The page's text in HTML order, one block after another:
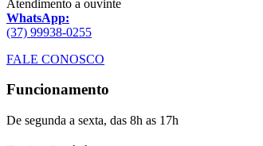
Atendimento a ouvinte
WhatsApp:
(37) 99938-0255
FALE CONOSCO
Funcionamento
De segunda a sexta, das 8h as 17h